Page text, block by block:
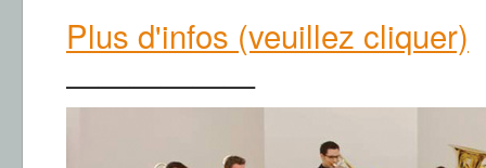
Plus d'infos (veuillez cliquer)
——————